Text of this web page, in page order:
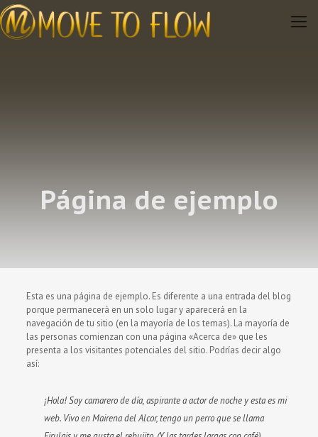
Página de ejemplo
Esta es una página de ejemplo. Es diferente a una entrada del blog
porque permanecerá en un solo lugar y aparecerá en la
navegación de tu sitio (en la mayoría de los temas). La mayoría de
las personas comienzan con una página «Acerca de» que les
presenta a los visitantes potenciales del sitio. Podrías decir algo
así:
¡Hola! Soy camarero de día, aspirante a actor de noche y esta es mi
web. Vivo en Mairena del Alcor, tengo un perro que se llama